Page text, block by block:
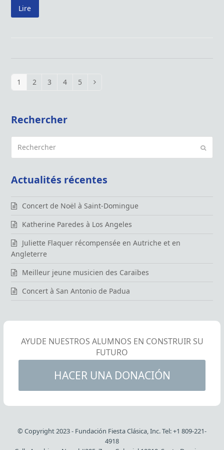
Lire
Page
1 Page
2 Page
3 Page
4 Page
5 Suivant
Rechercher
Actualités récentes
Concert de Noël à Saint-Domingue
Katherine Paredes à Los Angeles
Juliette Flaquer récompensée en Autriche et en
Angleterre
Meilleur jeune musicien des Caraïbes
Concert à San Antonio de Padua
AYUDE NUESTROS ALUMNOS EN CONSTRUIR SU
FUTURO
GRACIAS A LA EXCELENCIA MUSICAL
HACER UNA DONACIÓN
© Copyright 2023 - Fundación Fiesta Clásica, Inc. Tel: +1 809-221-
4918